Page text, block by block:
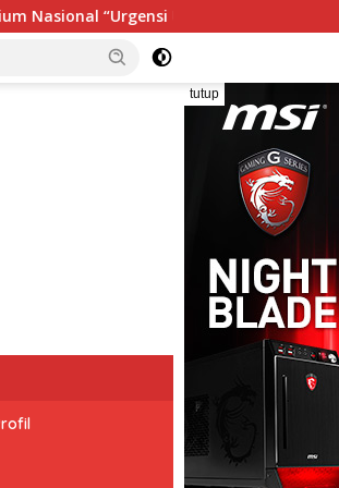
Nasional dan Kesejahteraan
tutup